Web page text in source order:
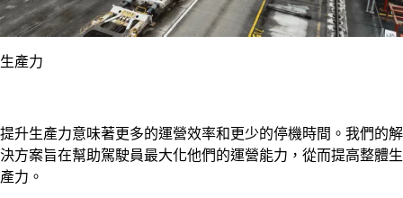
生產力
提升生產力意味著更多的運營效率和更少的停機時間。我們的解
決方案旨在幫助駕駛員最大化他們的運營能力，從而提高整體生
產力。